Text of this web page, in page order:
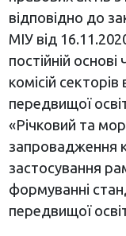
відповідно до
МІУ від
постійній
комісій
передвищої
«Річковий та
запровадження
застосування
формуванні
передвищої